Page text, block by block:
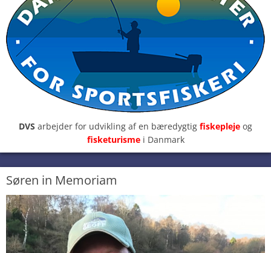
DVS arbejder for udvikling af en bæredygtig fiskepleje og
fisketurisme i Danmark
Søren in Memoriam